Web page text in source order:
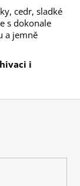
cedr, sladké
s dokonale
a jemně
i